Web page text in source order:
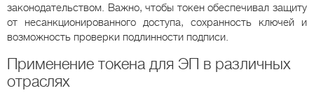
законодательством. Важно, чтобы токен обеспечивал защиту
от несанкционированного доступа, сохранность ключей и
возможность проверки подлинности подписи.
Применение токена для ЭП в различных
отраслях